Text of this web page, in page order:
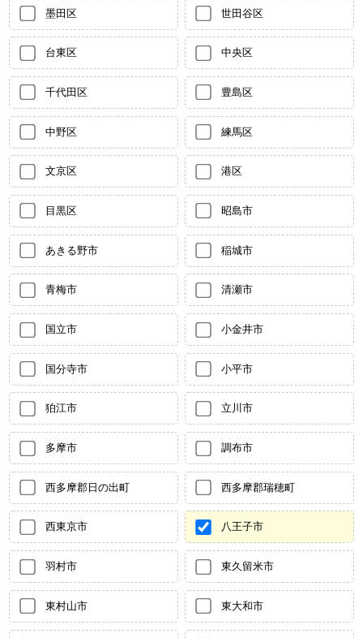
墨田区 世田谷区
台東区 中央区
千代田区 豊島区
中野区 練馬区
文京区 港区
目黒区 昭島市
あきる野市 稲城市
青梅市 清瀬市
国立市 小金井市
国分寺市 小平市
狛江市 立川市
多摩市 調布市
西多摩郡日の出町 西多摩郡瑞穂町
西東京市 八王子市
羽村市 東久留米市
東村山市 東大和市